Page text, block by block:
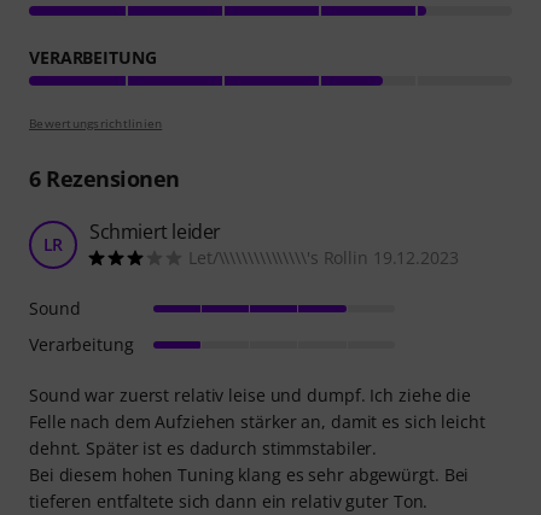
VERARBEITUNG
Bewertungsrichtlinien
6Rezensionen
LR Schmiert leider
Let/\\\\\\\\\\\\\\\'s Rollin 19.12.2023
Sound war zuerst relativ leise und dumpf. Ich ziehe die
Felle nach dem Aufziehen stärker an, damit es sich leicht
dehnt. Später ist es dadurch stimmstabiler.
Bei diesem hohen Tuning klang es sehr abgewürgt. Bei
tieferen entfaltete sich dann ein relativ guter Ton.
Sound
Verarbeitung